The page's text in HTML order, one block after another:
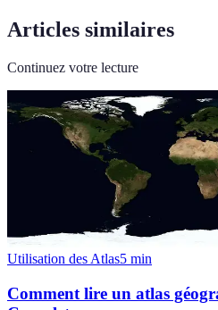
Articles similaires
Continuez votre lecture
Utilisation des Atlas5 min
Comment lire un atlas